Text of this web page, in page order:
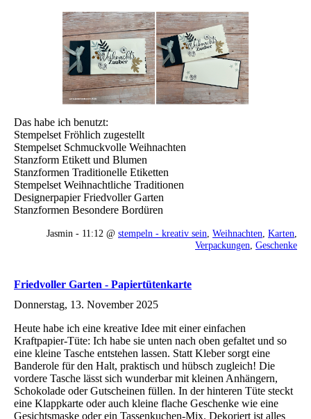
Das habe ich benutzt:
Stempelset Fröhlich zugestellt
Stempelset Schmuckvolle Weihnachten
Stanzform Etikett und Blumen
Stanzformen Traditionelle Etiketten
Stempelset Weihnachtliche Traditionen
Designerpapier Friedvoller Garten
Stanzformen Besondere Bordüren
Jasmin - 11:12 @ stempeln - kreativ sein Weihnachten Karten
Verpackungen Geschenke
Friedvoller Garten - Papiertütenkarte
Donnerstag, 13. November 2025
Heute habe ich eine kreative Idee mit einer einfachen
Kraftpapier-Tüte: Ich habe sie unten nach oben gefaltet und so
eine kleine Tasche entstehen lassen. Statt Kleber sorgt eine
Banderole für den Halt, praktisch und hübsch zugleich! Die
vordere Tasche lässt sich wunderbar mit kleinen Anhängern,
Schokolade oder Gutscheinen füllen. In der hinteren Tüte steckt
eine Klappkarte oder auch kleine flache Geschenke wie eine
Gesichtsmaske oder ein Tassenkuchen-Mix. Dekoriert ist alles